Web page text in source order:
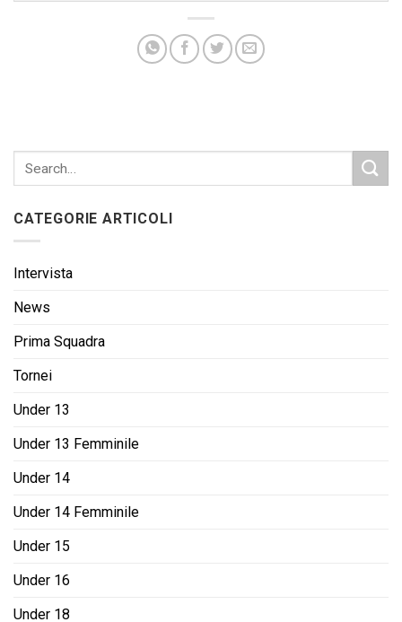
CATEGORIE ARTICOLI
Intervista
News
Prima Squadra
Tornei
Under 13
Under 13 Femminile
Under 14
Under 14 Femminile
Under 15
Under 16
Under 18